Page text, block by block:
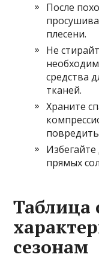
После
плесени.
Не
средства
тканей.
Храните
прямых
Таблица
сезонам